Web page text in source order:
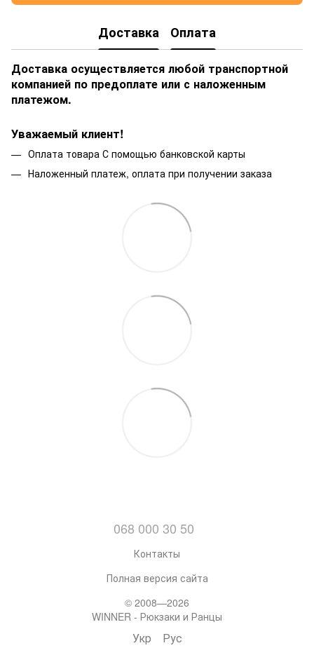
Доставка Оплата
Доставка осуществляется любой транспортной
компанией по предоплате или с наложенным
платежом.
Уважаемый клиент!
Оплата товара С помощью банковской карты
Наложенный платеж, оплата при получении заказа
068 000 30 50
Контакты
Полная версия сайта
© 2008—2026
WINNER - Рюкзаки и Ранцы
Укр Рус